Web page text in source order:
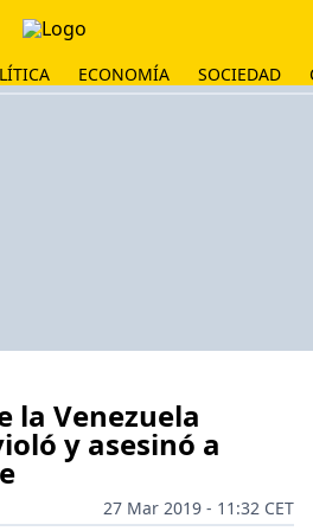
ECONOMÍA SOCIEDAD
la Venezuela
y asesinó a
27 Mar 2019 - 11:32 CET